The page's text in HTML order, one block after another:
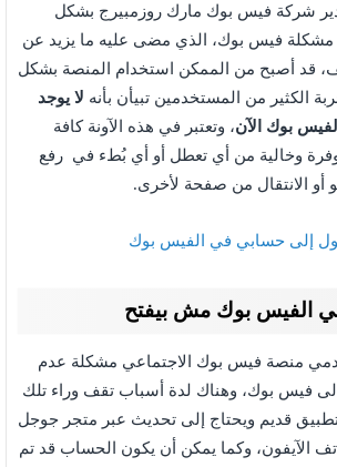
شركة فيس بوك مارك روزمبيرج بشكل
فيس بوك، الذي مضى عليه ما يزيد عن
قد أصبح من الممكن استخدام المنصة بشكل
الكثير من المستخدمين تبيأن بأنه لا يوجد
بوك الآن، وتعتبر في هذه الآونة كافة
وخالية من أي تعطل أو أي بُطء في رفع
أو الانتقال من صفحة لأخرى.
إلى حسابي في الفيس بوك
الفيس بوك مش بيفتح
منصة فيس بوك الاجتماعي مشكلة عدم
فيس بوك، وهناك لدة أسباب تقف وراء تلك
قديم ويحتاج إلى تحديث عبر متجر جوجل
الآيفون، وكما يمكن أن يكون الحساب قد تم